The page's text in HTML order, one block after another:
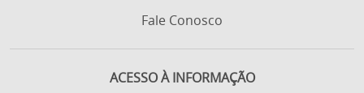
Fale Conosco
ACESSO À INFORMAÇÃO